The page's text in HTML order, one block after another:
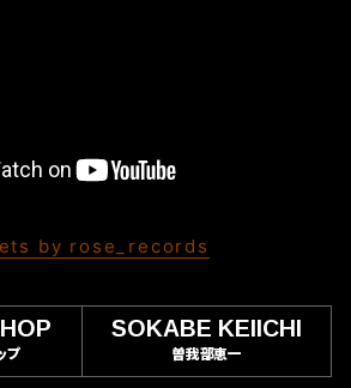
by rose_records
プ
SOKABE KEIICHI
曽我部恵一